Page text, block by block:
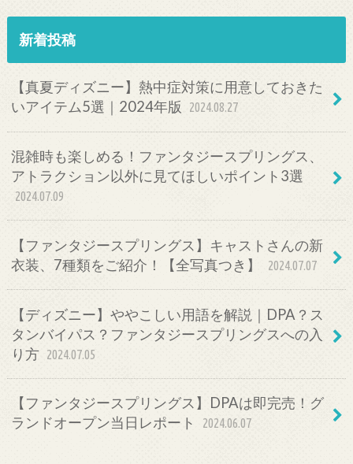
新着投稿
【真夏ディズニー】熱中症対策に用意しておきた
いアイテム5選｜2024年版
2024.08.27
混雑時も楽しめる！ファンタジースプリングス、
アトラクション以外に見てほしいポイント3選
2024.07.09
【ファンタジースプリングス】キャストさんの新
衣装、7種類をご紹介！【全写真つき】
2024.07.07
【ディズニー】ややこしい用語を解説｜DPA？ス
タンバイパス？ファンタジースプリングスへの入
り方 2024.07.05
【ファンタジースプリングス】DPAは即完売！グ
ランドオープン当日レポート
2024.06.07